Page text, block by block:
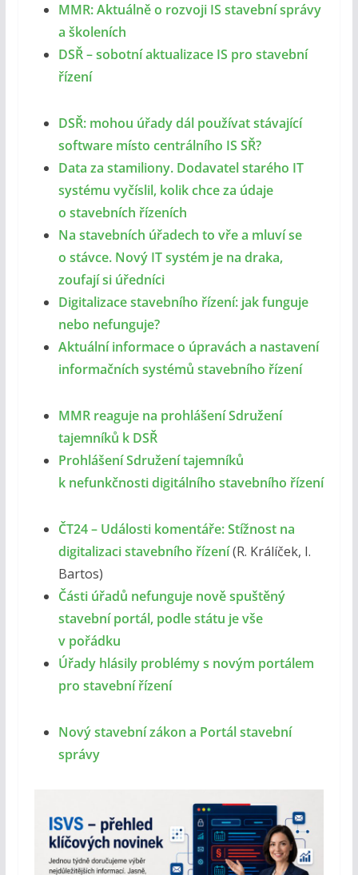
MMR: Aktuálně o rozvoji IS stavební správy
a školeních
DSŘ – sobotní aktualizace IS pro stavební
řízení
DSŘ: mohou úřady dál používat stávající
software místo centrálního IS SŘ?
Data za stamiliony. Dodavatel starého IT
systému vyčíslil, kolik chce za údaje
o stavebních řízeních
Na stavebních úřadech to vře a mluví se
o stávce. Nový IT systém je na draka,
zoufají si úředníci
Digitalizace stavebního řízení: jak funguje
nebo nefunguje?
Aktuální informace o úpravách a nastavení
informačních systémů stavebního řízení
MMR reaguje na prohlášení Sdružení
tajemníků k DSŘ
Prohlášení Sdružení tajemníků
k nefunkčnosti digitálního stavebního řízení
ČT24 – Události komentáře: Stížnost na
digitalizaci stavebního řízení(R. Králíček, I.
Bartos)
Části úřadů nefunguje nově spuštěný
stavební portál, podle státu je vše
v pořádku
Úřady hlásily problémy s novým portálem
pro stavební řízení
Nový stavební zákon a Portál stavební
správy